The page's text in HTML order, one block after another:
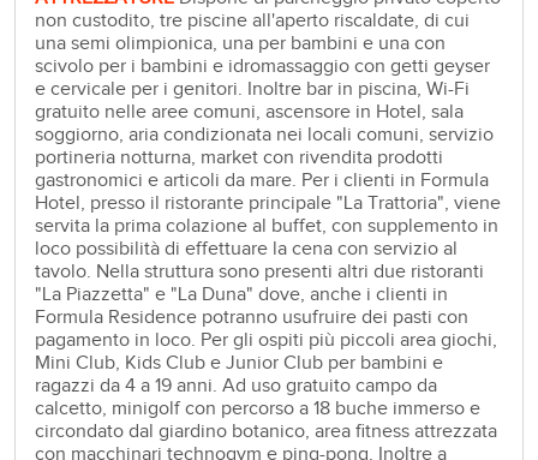
non custodito, tre piscine all'aperto riscaldate, di cui
una semi olimpionica, una per bambini e una con
scivolo per i bambini e idromassaggio con getti geyser
e cervicale per i genitori. Inoltre bar in piscina, Wi-Fi
gratuito nelle aree comuni, ascensore in Hotel, sala
soggiorno, aria condizionata nei locali comuni, servizio
portineria notturna, market con rivendita prodotti
gastronomici e articoli da mare. Per i clienti in Formula
Hotel, presso il ristorante principale "La Trattoria", viene
servita la prima colazione al buffet, con supplemento in
loco possibilità di effettuare la cena con servizio al
tavolo. Nella struttura sono presenti altri due ristoranti
"La Piazzetta" e "La Duna" dove, anche i clienti in
Formula Residence potranno usufruire dei pasti con
pagamento in loco. Per gli ospiti più piccoli area giochi,
Mini Club, Kids Club e Junior Club per bambini e
ragazzi da 4 a 19 anni. Ad uso gratuito campo da
calcetto, minigolf con percorso a 18 buche immerso e
circondato dal giardino botanico, area fitness attrezzata
con macchinari technogym e ping-pong. Inoltre a